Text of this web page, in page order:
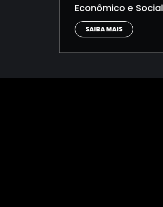
Econômico e Social
SAIBA MAIS